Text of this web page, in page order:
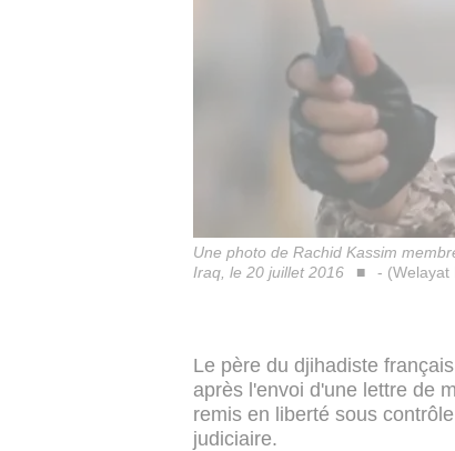
Une photo de Rachid Kassim
Iraq, le 20 juillet 2016
- (Welayat
Le père du djihadiste
après l'envoi d'une lettre de
remis en liberté sous
judiciaire.